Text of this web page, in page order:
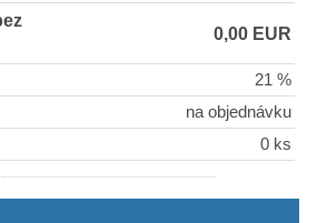
0,00 EUR
21 %
na objednávku
0 ks